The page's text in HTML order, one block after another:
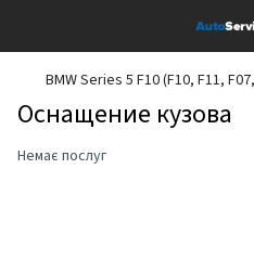
BMW Series 5 F10 (F10, F11,
Оснащение кузова
Немає послуг